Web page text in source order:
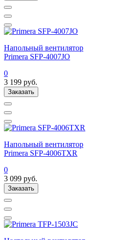
Напольный вентилятор
Primera SFP-4007JO
0
3 199 руб.
Заказать
Напольный вентилятор
Primera SFP-4006TXR
0
3 099 руб.
Заказать